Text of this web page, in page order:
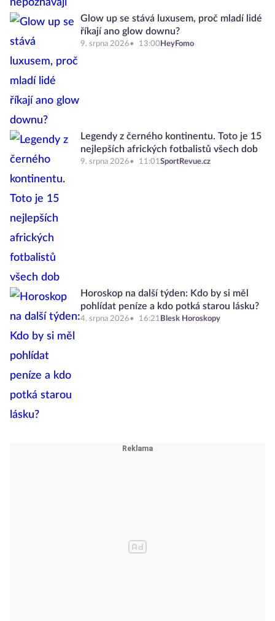
Glow up se stává luxusem, proč mladí lidé
říkají ano glow downu?
9. srpna 2026 13:00 HeyFomo
Legendy z černého kontinentu. Toto je 15
nejlepších afrických fotbalistů všech dob
9. srpna 2026 11:01SportRevue.cz
Horoskop na další týden: Kdo by si měl
pohlídat peníze a kdo potká starou lásku?
4. srpna 2026 16:21 Blesk Horoskopy